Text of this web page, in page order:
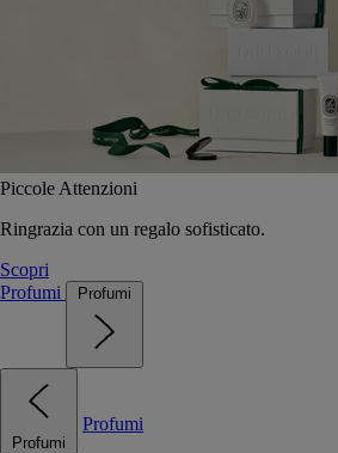
Piccole Attenzioni
Ringrazia con un regalo sofisticato.
Scopri
Profumi
Profumi
Profumi
Profumi